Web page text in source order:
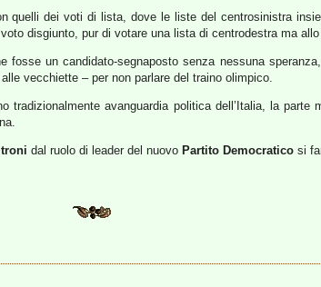
quelli dei voti di lista, dove le liste del centrosinistra
disgiunto, pur di votare una lista di centrodestra ma
un candidato-segnaposto senza nessuna
vecchiette – per non parlare del traino olimpico.
avanguardia politica dell’Italia, la parte
dal ruolo di leader del nuovo Partito Democraticosi